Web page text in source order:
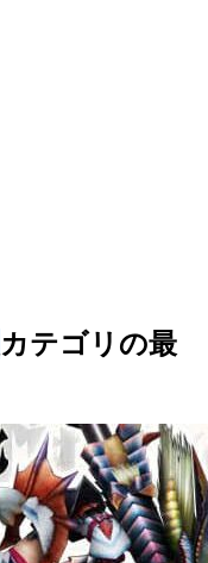
カテゴリの最